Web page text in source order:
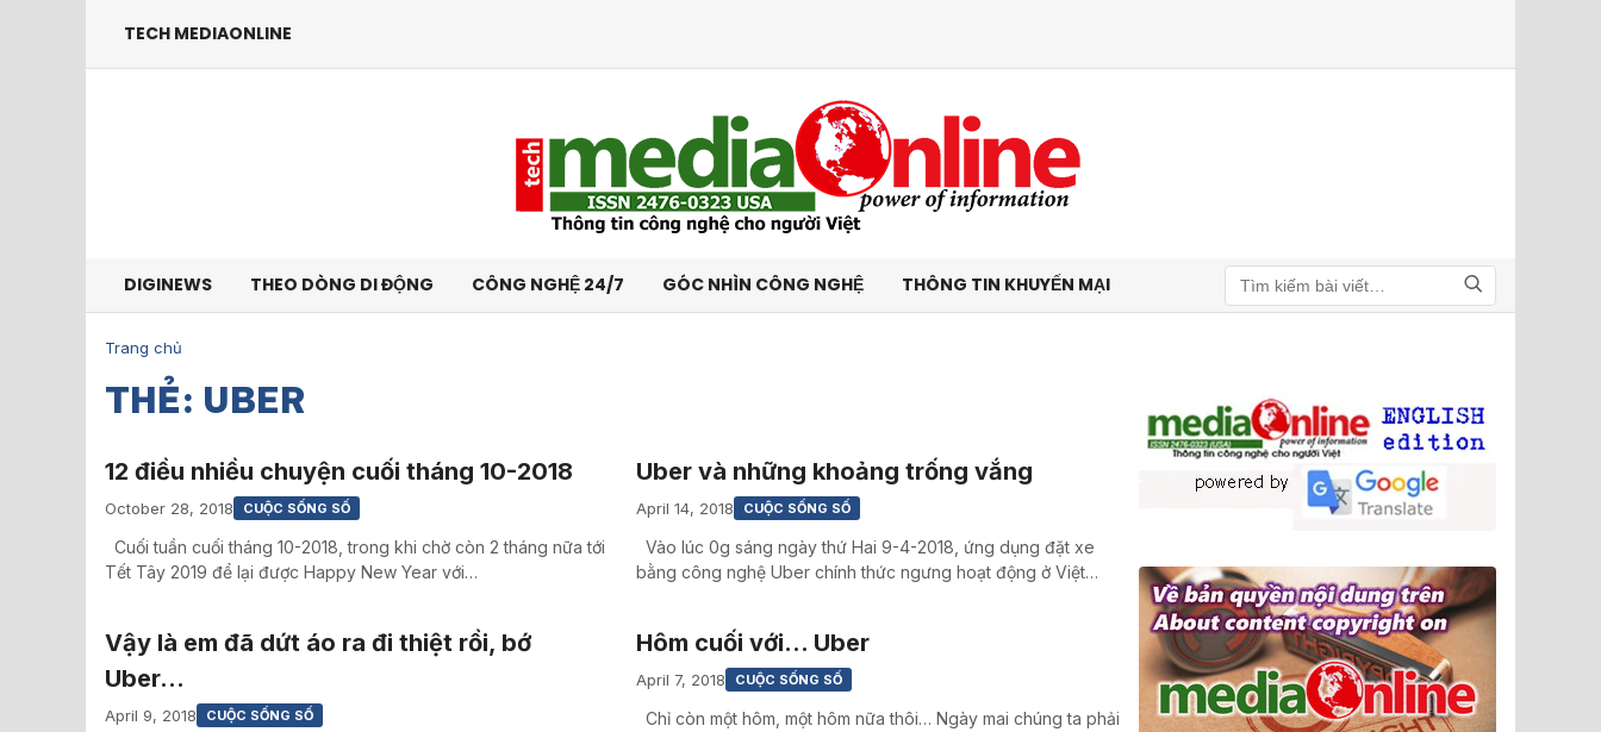
TECH MEDIAONLINE
DIGINEWS THEO DÒNG DI ĐỘNG CÔNG NGHỆ 24/7 GÓC NHÌN CÔNG NGHỆ THÔNG TIN KHUYẾN MẠI
Tìm kiếm
Trang chủ
THẺ: UBER
12 điều nhiều chuyện cuối tháng 10-2018
October 28, 2018 CUỘC SỐNG SỐ
Cuối tuần cuối tháng 10-2018, trong khi chờ còn 2 tháng nữa tới
Tết Tây 2019 để lại được Happy New Year với…
Uber và những khoảng trống vắng
April 14, 2018 CUỘC SỐNG SỐ
Vào lúc 0g sáng ngày thứ Hai 9-4-2018, ứng dụng đặt xe
bằng công nghệ Uber chính thức ngưng hoạt động ở Việt…
Vậy là em đã dứt áo ra đi thiệt rồi, bớ
Uber…
April 9, 2018 CUỘC SỐNG SỐ
Hôm cuối với… Uber
April 7, 2018 CUỘC SỐNG SỐ
Chỉ còn một hôm, một hôm nữa thôi… Ngày mai chúng ta phải